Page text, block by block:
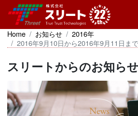
Home お知らせ
2016年
2016年9月10日から2016年9月11日まで
スリートからのお知らせ